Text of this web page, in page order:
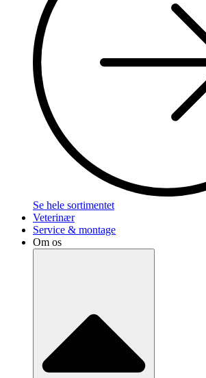
Se hele sortimentet
Veterinær
Service & montage
Om os